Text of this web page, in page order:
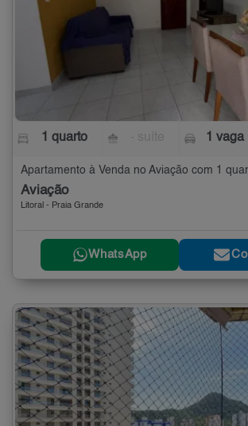
1 quarto 1 vaga
Apartamento à Venda no Aviação com 1
Aviação
Litoral - Praia Grande
WhatsApp